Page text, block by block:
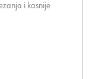
i kasnije